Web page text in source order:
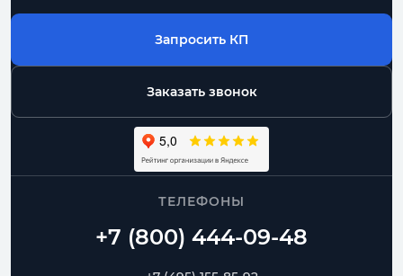
Запросить КП
Заказать звонок
ТЕЛЕФОНЫ